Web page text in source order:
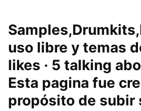
uso libre y temas
likes · 5 talking
Esta pagina fue
propósito de subir